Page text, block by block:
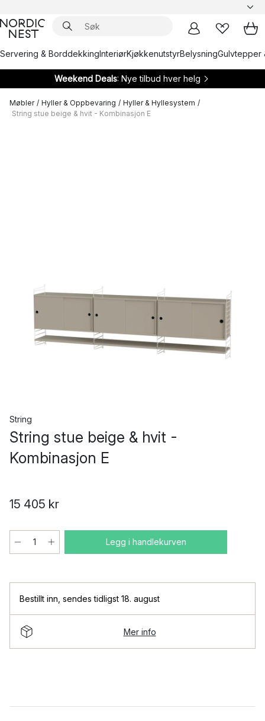
Servering & BorddekkingInteriørKjøkkenutstyrBelysningGulvtepper
Weekend Deals: Nye tilbud hver helg
Møbler / Hyller & Oppbevaring / Hyller & Hyllesystem /
String stue beige & hvit - Kombinasjon E
String
String stue beige & hvit -
Kombinasjon E
15 405 kr
Legg i handlekurven
Bestillt inn sendes tidligst 18. august
Mer info